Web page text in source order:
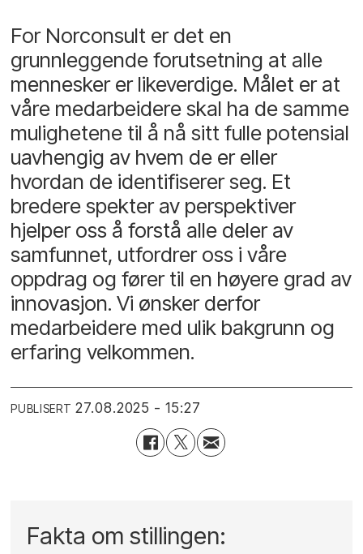
For Norconsult er det en
grunnleggende forutsetning at alle
mennesker er likeverdige. Målet er at
våre medarbeidere skal ha de samme
mulighetene til å nå sitt fulle potensial
uavhengig av hvem de er eller
hvordan de identifiserer seg. Et
bredere spekter av perspektiver
hjelper oss å forstå alle deler av
samfunnet, utfordrer oss i våre
oppdrag og fører til en høyere grad av
innovasjon. Vi ønsker derfor
medarbeidere med ulik bakgrunn og
erfaring velkommen.
PUBLISERT 27.08.2025 - 15:27
Fakta om stillingen: